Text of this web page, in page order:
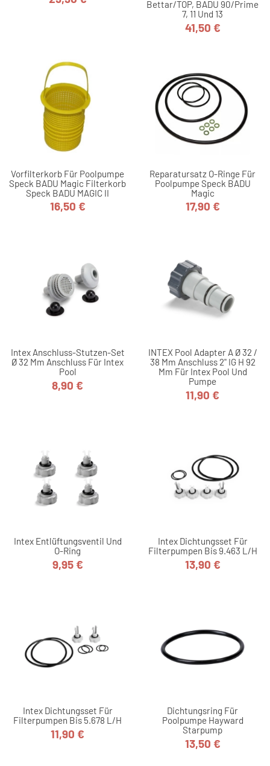
Preis
Bettar/TOP, BADU 90/Prime
7, 11 Und 13
Preis
41,50 €
Vorfilterkorb Für Poolpumpe
Speck BADU Magic Filterkorb
Speck BADU MAGIC II
Preis
16,50 €
Reparatursatz O-Ringe Für
Poolpumpe Speck BADU
Magic
Preis
17,90 €
Intex Anschluss-Stutzen-Set
Ø 32 Mm Anschluss Für Intex
Pool
Preis
8,90 €
INTEX Pool Adapter A Ø 32 /
38 Mm Anschluss 2" IG H 92
Mm Für Intex Pool Und
Pumpe
Preis
11,90 €
Intex Entlüftungsventil Und
O-Ring
Preis
9,95 €
Intex Dichtungsset Für
Filterpumpen Bis 9.463 L/h
Preis
13,90 €
Intex Dichtungsset Für
Filterpumpen Bis 5.678 L/h
Preis
11,90 €
Dichtungsring Für
Poolpumpe Hayward
Starpump
Preis
13,50 €